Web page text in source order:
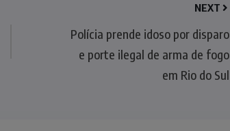
NEXT
Polícia prende idoso por disparo
e porte ilegal de arma de fogo
em Rio do Sul